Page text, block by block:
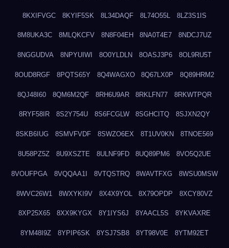
8KXIFVGC 8KYIF5SK 8L34DAQF 8L74O55L 8LZ3S1IS
8M8UKA3C 8MLQKCFV 8N8F04EH 8NA0T4E7 8NDCJ7UZ
8NGGUDVA 8NPYUIWI 8O0YLDLN 8OASJ3P6 8OL9RU5T
8OUD8RGF 8PQTS65Y 8Q4WAGXO 8Q67LX0P 8Q89HRM2
8QJ48I60 8QM6M2QF 8RH6U9AR 8RKLFN77 8RKWTPQR
8RYF58IR 8S2Y754U 8S6FCGLW 8SGHCITQ 8SJXN2QY
8SKB6IUG 8SMVFVDF 8SWZO6EX 8T1UV0KN 8TNOE569
8U58PZ5Z 8U9XSZTE 8ULNF9FD 8UQ89PM6 8VO5Q2UE
8VOUFPGA 8VQQAA1I 8VTQSTRQ 8WAVTFXG 8WSU0MSW
8WVC26W1 8WXYKI9V 8X4X9YOL 8X79OPDP 8XCY80VZ
8XP25X65 8XX9KYGX 8Y1IYS6J 8YAACL5S 8YKVAXRE
8YM48I9Z 8YPIP6SK 8YSJ7SB8 8YT98V0E 8YTM92ET